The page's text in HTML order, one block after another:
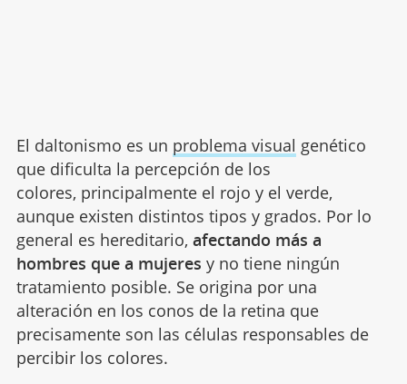
El daltonismo es un problema visual genético
que dificulta la percepción de los
colores, principalmente el rojo y el verde,
aunque existen distintos tipos y grados. Por lo
general es hereditario, afectando más a
hombres que a mujeres y no tiene ningún
tratamiento posible. Se origina por una
alteración en los conos de la retina que
precisamente son las células responsables de
percibir los colores.